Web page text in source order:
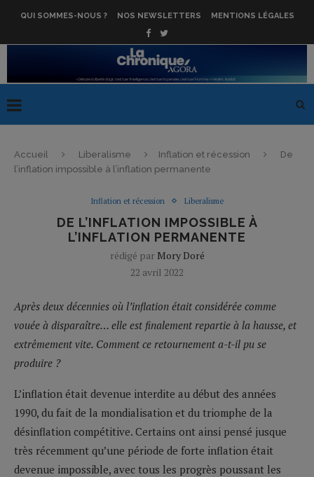
QUI SOMMES-NOUS ? NOS NEWSLETTERS MENTIONS LÉGALES
Accueil Liberalisme Inflation et récession
De
l’inflation impossible à l’inflation permanente
Inflation et récession Liberalisme
DE L’INFLATION IMPOSSIBLE À
L’INFLATION PERMANENTE
rédigé par Mory Doré
22 avril 2022
Après deux décennies où l’inflation était considérée comme
vouée à disparaître… elle est finalement repartie à la hausse, et
extrêmement vite. Comment ce retournement a-t-il pu se
produire ?
L’inflation était devenue interdite au début des années
1990, du fait de la mondialisation et du triomphe de la
désinflation compétitive. Certains ont ainsi pensé jusque
très récemment qu’une période de forte inflation était
devenue impossible, avec tous les progrès poussant les